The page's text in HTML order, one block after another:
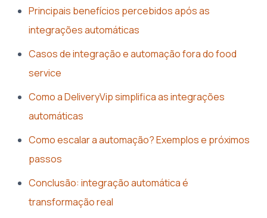
Principais benefícios percebidos após as
integrações automáticas
Casos de integração e automação fora do food
service
Como a DeliveryVip simplifica as integrações
automáticas
Como escalar a automação? Exemplos e próximos
passos
Conclusão: integração automática é
transformação real